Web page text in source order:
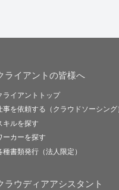
ライアントの皆様へ
ライアントトップ
事を依頼する（クラウドソーシング
キルを探す
ーカーを探す
種書類発行（法人限定）
ラウディアアシスタント